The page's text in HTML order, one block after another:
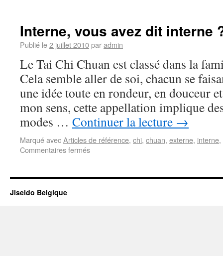
Interne, vous avez dit interne
Publié le2 juillet 2010paradmin
Le Tai Chi Chuan est classé dans la
Cela semble aller de soi, chacun se
une idée toute en rondeur, en douceur
mon sens, cette appellation implique
modes … Continuer la lecture →
Marqué avecArticles de référence, chi, chuan, externe, interne,
Commentaires fermés
Jiseido Belgique